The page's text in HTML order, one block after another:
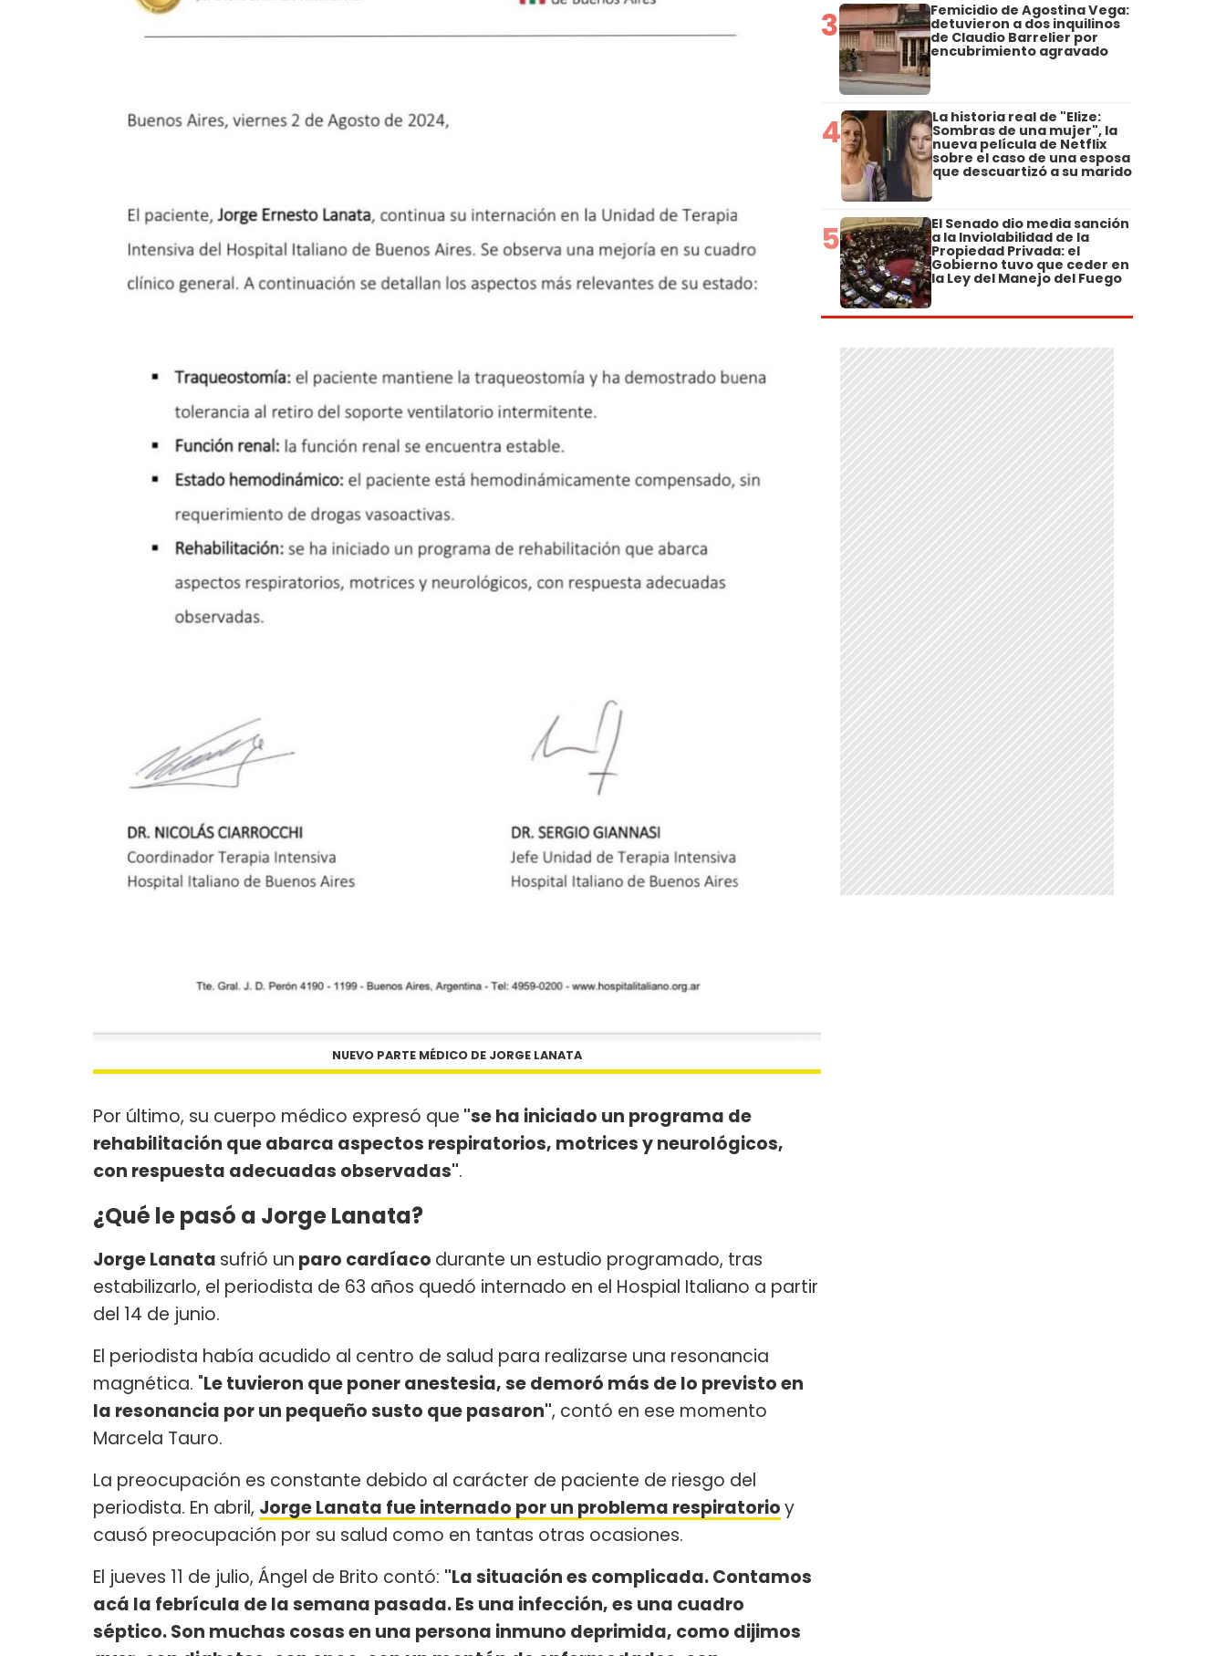
NUEVO PARTE MÉDICO DE JORGE LANATA
Por último, su cuerpo médico expresó que "se ha iniciado un programa de
rehabilitación que abarca aspectos respiratorios, motrices y neurológicos,
con respuesta adecuadas observadas".
¿Qué le pasó a Jorge Lanata?
Jorge Lanata sufrió un paro cardíaco durante un estudio programado, tras
estabilizarlo, el periodista de 63 años quedó internado en el Hospial Italiano a partir
del 14 de junio.
El periodista había acudido al centro de salud para realizarse una resonancia
magnética. "Le tuvieron que poner anestesia, se demoró más de lo previsto en
la resonancia por un pequeño susto que pasaron", contó en ese momento
Marcela Tauro.
La preocupación es constante debido al carácter de paciente de riesgo del
periodista. En abril, Jorge Lanata fue internado por un problema respiratorioy
causó preocupación por su salud como en tantas otras ocasiones.
El jueves 11 de julio, Ángel de Brito contó: "La situación es complicada. Contamos
acá la febrícula de la semana pasada. Es una infección, es una cuadro
séptico. Son muchas cosas en una persona inmuno deprimida, como dijimos
3 Femicidio de Agostina Vega:
detuvieron a dos inquilinos
de Claudio Barrelier por
encubrimiento agravado
4 La historia real de "Elize:
Sombras de una mujer", la
nueva película de Netflix
sobre el caso de una esposa
que descuartizó a su marido
5 El Senado dio media sanción
a la Inviolabilidad de la
Propiedad Privada: el
Gobierno tuvo que ceder en
la Ley del Manejo del Fuego